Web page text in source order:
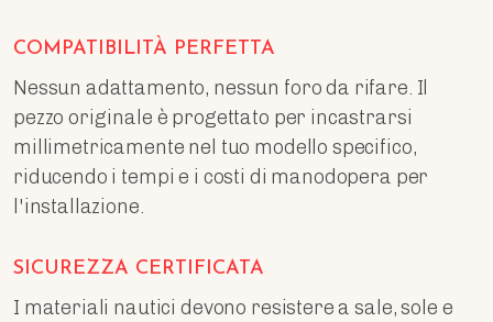
COMPATIBILITÀ PERFETTA
Nessun adattamento, nessun foro da rifare. Il
pezzo originale è progettato per incastrarsi
millimetricamente nel tuo modello specifico,
riducendo i tempi e i costi di manodopera per
l'installazione.
SICUREZZA CERTIFICATA
I materiali nautici devono resistere a sale, sole e